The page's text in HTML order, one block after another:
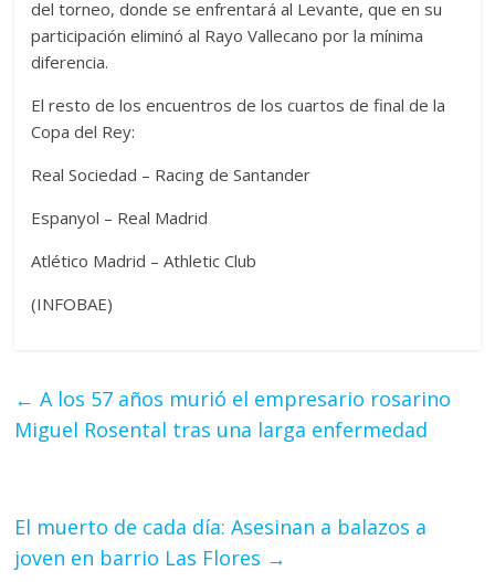
del torneo, donde se enfrentará al Levante, que en su
participación eliminó al Rayo Vallecano por la mínima
diferencia.
El resto de los encuentros de los cuartos de final de la
Copa del Rey:
Real Sociedad – Racing de Santander
Espanyol – Real Madrid
Atlético Madrid – Athletic Club
(INFOBAE)
← A los 57 años murió el empresario rosarino
Miguel Rosental tras una larga enfermedad
El muerto de cada día: Asesinan a balazos a
joven en barrio Las Flores →